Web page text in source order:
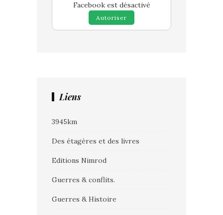
Facebook est désactivé
Autoriser
Liens
3945km
Des étagères et des livres
Editions Nimrod
Guerres & conflits.
Guerres & Histoire